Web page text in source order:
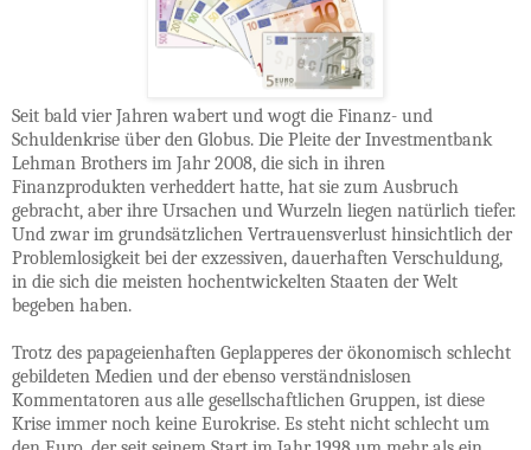
Seit bald vier Jahren wabert und wogt die Finanz- und
Schuldenkrise über den Globus. Die Pleite der Investmentbank
Lehman Brothers im Jahr 2008, die sich in ihren
Finanzprodukten verheddert hatte, hat sie zum Ausbruch
gebracht, aber ihre Ursachen und Wurzeln liegen natürlich tiefer.
Und zwar im grundsätzlichen Vertrauensverlust hinsichtlich der
Problemlosigkeit bei der exzessiven, dauerhaften Verschuldung,
in die sich die meisten hochentwickelten Staaten der Welt
begeben haben.
Trotz des papageienhaften Geplapperes der ökonomisch schlecht
gebildeten Medien und der ebenso verständnislosen
Kommentatoren aus alle gesellschaftlichen Gruppen, ist diese
Krise immer noch keine Eurokrise. Es steht nicht schlecht um